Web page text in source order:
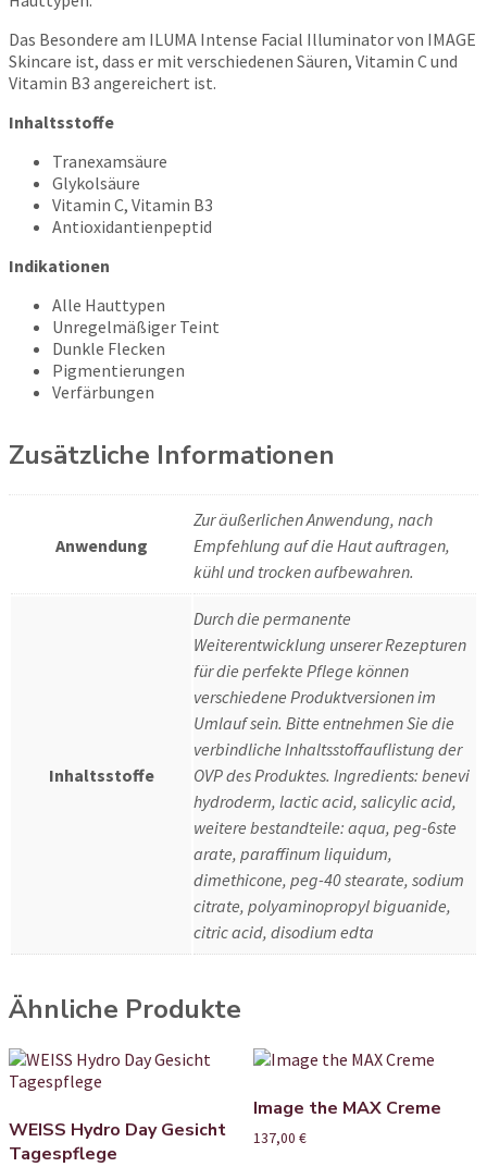
Das Besondere am ILUMA Intense Facial Illuminator von IMAGE
Skincare ist, dass er mit verschiedenen Säuren, Vitamin C und
Vitamin B3 angereichert ist.
Inhaltsstoffe
Tranexamsäure
Glykolsäure
Vitamin C, Vitamin B3
Antioxidantienpeptid
Indikationen
Alle Hauttypen
Unregelmäßiger Teint
Dunkle Flecken
Pigmentierungen
Verfärbungen
Zusätzliche Informationen
Anwendung
Zur äußerlichen Anwendung, nach
Empfehlung auf die Haut auftragen,
kühl und trocken aufbewahren.
Inhaltsstoffe
Durch die permanente
Weiterentwicklung unserer Rezepturen
für die perfekte Pflege können
verschiedene Produktversionen im
Umlauf sein. Bitte entnehmen Sie die
verbindliche Inhaltsstoffauflistung der
OVP des Produktes. Ingredients: benevi
hydroderm, lactic acid, salicylic acid,
weitere bestandteile: aqua, peg-6ste
arate, paraffinum liquidum,
dimethicone, peg-40 stearate, sodium
citrate, polyaminopropyl biguanide,
citric acid, disodium edta
Ähnliche Produkte
WEISS Hydro Day Gesicht
Tagespflege
Image the MAX Creme
137,00 €